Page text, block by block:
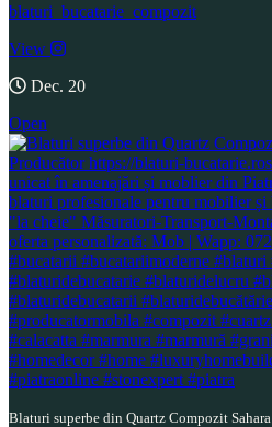
blaturi_bucatarie_compozit
View
Dec. 20
Open
Blaturi superbe din Quartz Compozit